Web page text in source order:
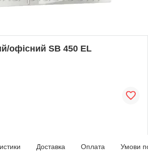
офісний SB 450 EL
Доставка Оплата Умови